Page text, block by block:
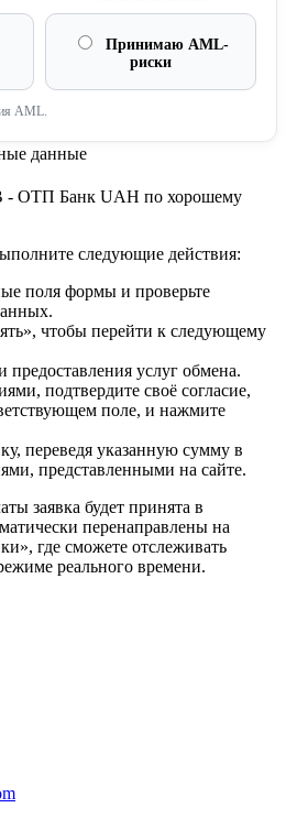
Принимаю AML-
риски
AML.
данные
ОТП Банк UAH по хорошему
следующие действия:
поля формы и проверьте
чтобы перейти к следующему
предоставления услуг обмена.
подтвердите своё согласие,
поле, и нажмите
переведя указанную сумму в
представленными на сайте.
заявка будет принята в
перенаправлены на
где сможете отслеживать
реального времени.